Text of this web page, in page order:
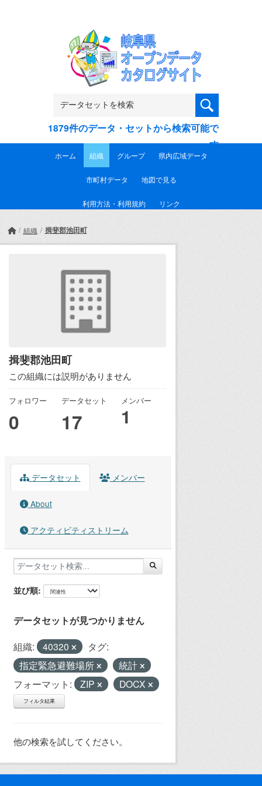
1879件のデータ・セットから検索可能で
す
ホーム 組織 グループ 県内広域データ
市町村データ 地図で見る
利用方法・利用規約 リンク
組織 揖斐郡池田町
揖斐郡池田町
この組織には説明がありません
フォロワー
0
データセット
17
メンバー
1
データセット メンバー
About
アクティビティストリーム
並び順
データセットが見つかりません
組織: 40320
タグ:
指定緊急避難場所
統計
フォーマット:
ZIP DOCX
フィルタ結果
他の検索を試してください。